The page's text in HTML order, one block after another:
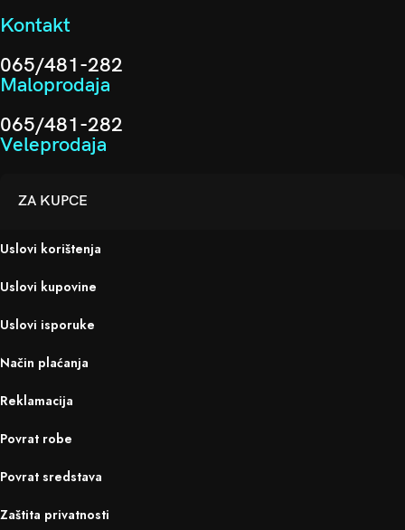
Kontakt
065/481-282
Maloprodaja
065/481-282
Veleprodaja
ZA KUPCE
Uslovi korištenja
Uslovi kupovine
Uslovi isporuke
Način plaćanja
Reklamacija
Povrat robe
Povrat sredstava
Zaštita privatnosti